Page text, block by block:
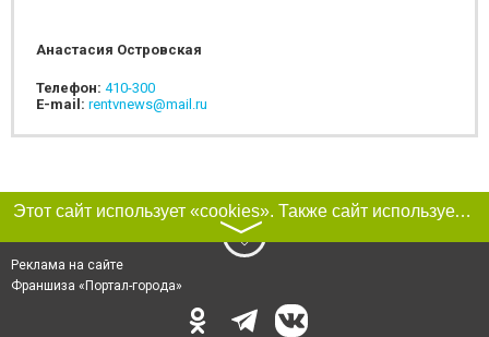
Анастасия Островская
Телефон: 410-300
E-mail: rentvnews@mail.ru
Этот сайт использует «cookies». Также сайт использует интернет-сервис для сбора технических данных касательно посетителей с целью получения маркетинговой и статистической информации. Условия обработки данных посетителей сайта см.
〉
Реклама на сайте
Франшиза «Портал-города»